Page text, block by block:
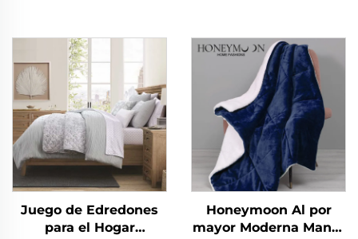
Juego de Edredones
para el Hogar
Honeymoon Al por
mayor Moderna Manta